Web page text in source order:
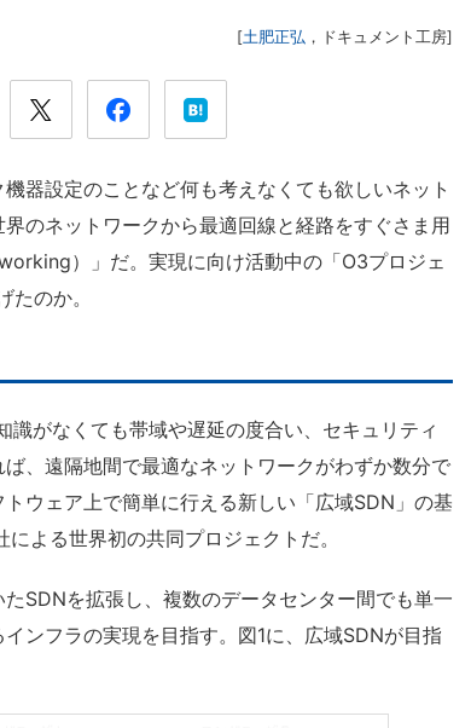
[土肥正弘 ， ドキュメント工房]
器設定のことなど何も考えなくても欲しいネット
のネットワークから最適回線と経路をすぐさま用
）」だ。実現に向け活動中の「O3プロジェ
のか。
がなくても帯域や遅延の度合い、セキュリティ
、遠隔地間で最適なネットワークがわずか数分で
ウェア上で簡単に行える新しい「広域SDN」の基
よる世界初の共同プロジェクトだ。
SDNを拡張し、複数のデータセンター間でも単一
ンフラの実現を目指す。図1に、広域SDNが目指